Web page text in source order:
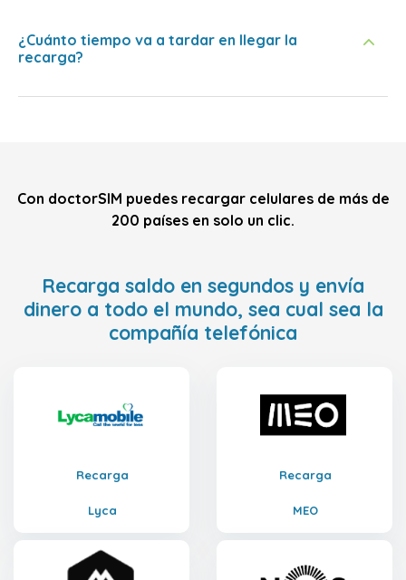
¿Cuánto tiempo va a tardar en llegar la
recarga?
Con doctorSIM puedes recargar celulares de más de
200 países en solo un clic.
Recarga saldo en segundos y envía
dinero a todo el mundo, sea cual sea la
compañía telefónica
Recarga
Lyca
Recarga
MEO